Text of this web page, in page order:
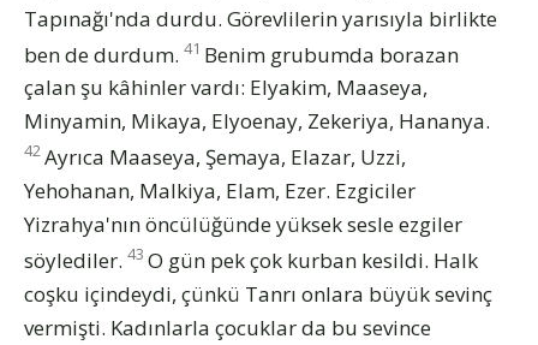
Tapınağı'nda durdu. Görevlilerin yarısıyla birlikte
ben de durdum. 41 Benim grubumda borazan
çalan şu kâhinler vardı: Elyakim, Maaseya,
Minyamin, Mikaya, Elyoenay, Zekeriya, Hananya.
42Ayrıca Maaseya, Şemaya, Elazar, Uzzi,
Yehohanan, Malkiya, Elam, Ezer. Ezgiciler
Yizrahya'nın öncülüğünde yüksek sesle ezgiler
söylediler. 43 O gün pek çok kurban kesildi. Halk
coşku içindeydi, çünkü Tanrı onlara büyük sevinç
vermişti. Kadınlarla çocuklar da bu sevince